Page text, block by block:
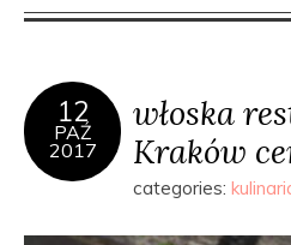
12
PAŹ
2017
włoska
Kraków
categories: